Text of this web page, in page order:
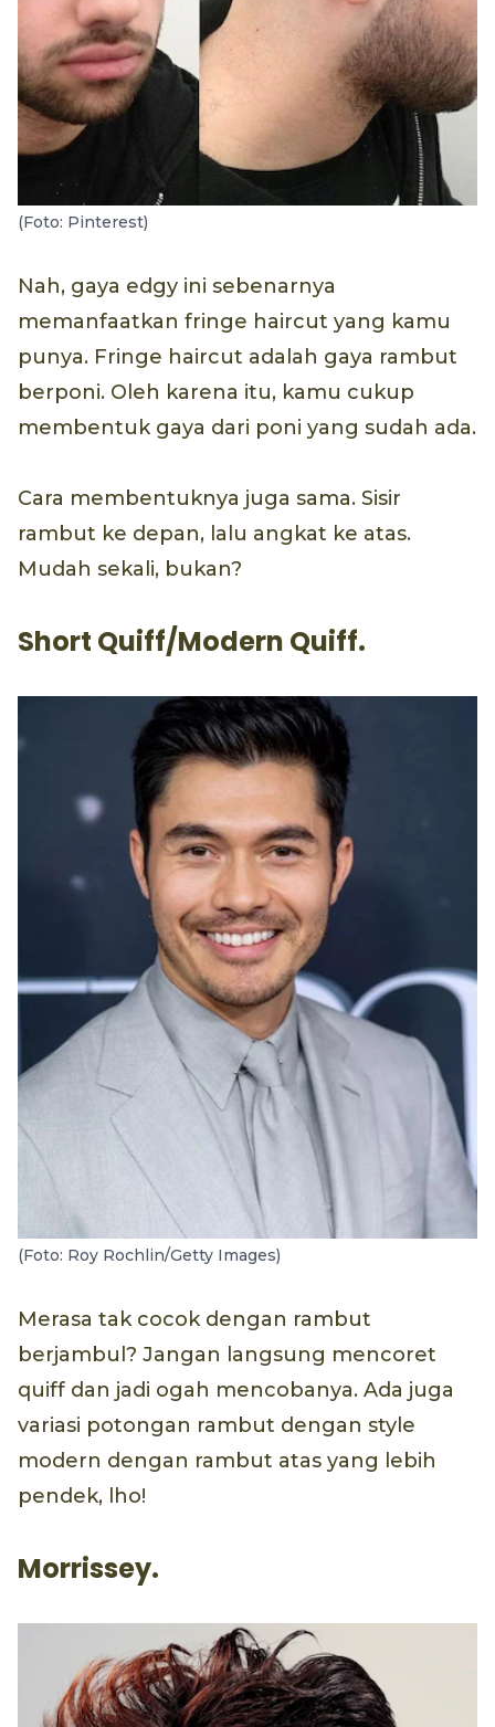
(Foto: Pinterest)
Nah, gaya edgy ini sebenarnya
memanfaatkan fringe haircut yang kamu
punya. Fringe haircut adalah gaya rambut
berponi. Oleh karena itu, kamu cukup
membentuk gaya dari poni yang sudah ada.
Cara membentuknya juga sama. Sisir
rambut ke depan, lalu angkat ke atas.
Mudah sekali, bukan?
Short Quiff/Modern Quiff.
(Foto: Roy Rochlin/Getty Images)
Merasa tak cocok dengan rambut
berjambul? Jangan langsung mencoret
quiff dan jadi ogah mencobanya. Ada juga
variasi potongan rambut dengan style
modern dengan rambut atas yang lebih
pendek, lho!
Morrissey.